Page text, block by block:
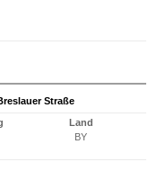
Straße
Land
BY